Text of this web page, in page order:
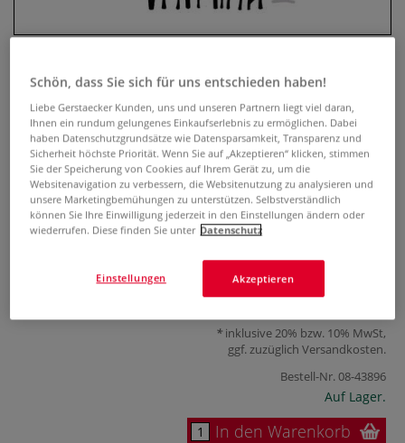
Lavinia Stempel, Meadow Grass
0 Bewertungen
Der transparente Lavinia Stempel, Meadow Grass ist
optimal geeignet, um mit Hilfe eines Acryl-Stempelblocks
zauberhafte Karten, Einladungen, Scrapbooks u.v.m. zu
gestalten. Selbsthaftend und wiederverwendbar. 9 cm x 4,5
9,27 €
inklusive 20% bzw. 10% MwSt,
ggf. zuzüglich Versandkosten.
Bestell-Nr.08-43896
Auf Lager.
In den Warenkorb
Schön, dass Sie sich für uns entschieden haben!
Liebe Gerstaecker Kunden, uns und unseren Partnern liegt viel daran,
Ihnen ein rundum gelungenes Einkaufserlebnis zu ermöglichen. Dabei
haben Datenschutzgrundsätze wie Datensparsamkeit, Transparenz und
Sicherheit höchste Priorität. Wenn Sie auf „Akzeptieren“ klicken, stimmen
Sie der Speicherung von Cookies auf Ihrem Gerät zu, um die
Websitenavigation zu verbessern, die Websitenutzung zu analysieren und
unsere Marketingbemühungen zu unterstützen. Selbstverständlich
können Sie Ihre Einwilligung jederzeit in den Einstellungen ändern oder
wiederrufen. Diese finden Sie unter Datenschutz
Akzeptieren
Einstellungen